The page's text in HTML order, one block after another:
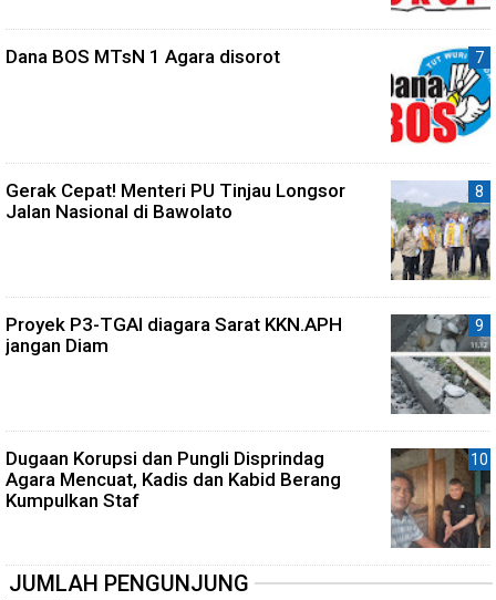
Dana BOS MTsN 1 Agara disorot
Gerak Cepat! Menteri PU Tinjau Longsor
Jalan Nasional di Bawolato
Proyek P3-TGAI diagara Sarat KKN.APH
jangan Diam
Dugaan Korupsi dan Pungli Disprindag
Agara Mencuat, Kadis dan Kabid Berang
Kumpulkan Staf
JUMLAH PENGUNJUNG